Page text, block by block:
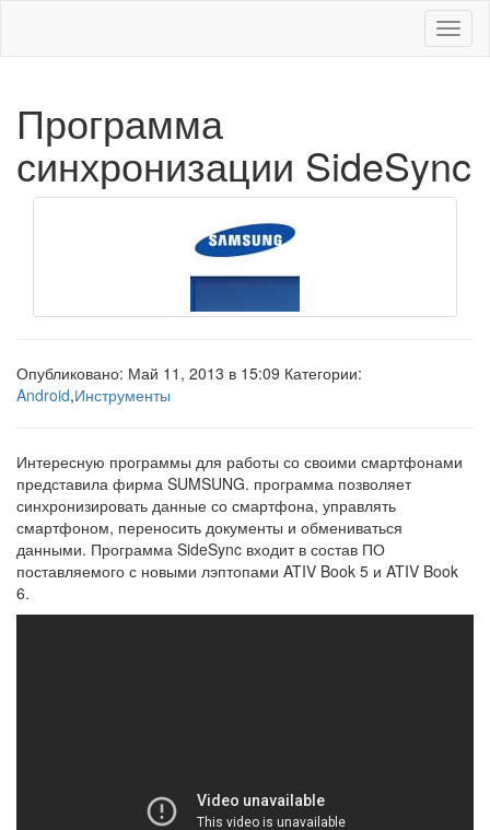
Меню
Программа
синхронизации SideSync
Опубликовано: Май 11, 2013 в 15:09 Категории:
Android,Инструменты
Интересную программы для работы со своими смартфонами
представила фирма SUMSUNG. программа позволяет
синхронизировать данные со смартфона, управлять
смартфоном, переносить документы и обмениваться
данными. Программа SideSync входит в состав ПО
поставляемого с новыми лэптопами ATIV Book 5 и ATIV Book
6.